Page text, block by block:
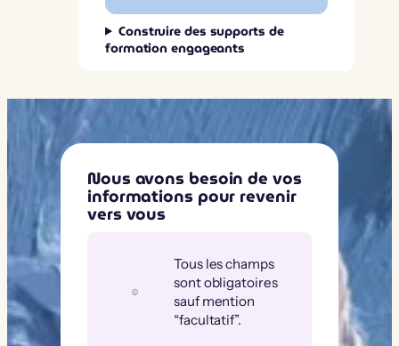
Construire des supports de
formation engageants
Nous avons besoin de vos
informations pour revenir
vers vous
Tous les champs
sont obligatoires
sauf mention
“facultatif”.